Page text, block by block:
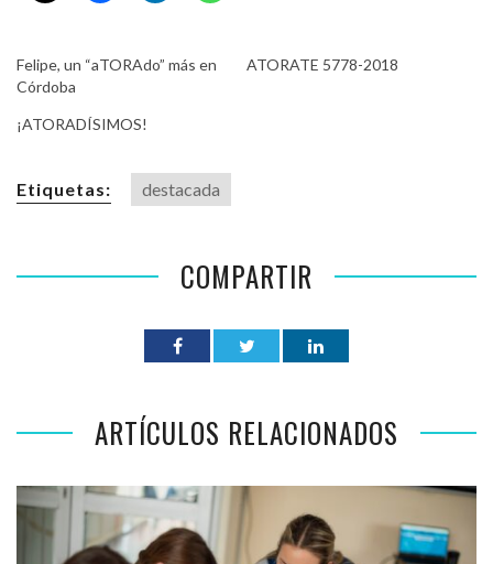
Felipe, un “aTORAdo” más en
Córdoba
ATORATE 5778-2018
¡ATORADÍSIMOS!
Etiquetas: destacada
COMPARTIR
ARTÍCULOS RELACIONADOS